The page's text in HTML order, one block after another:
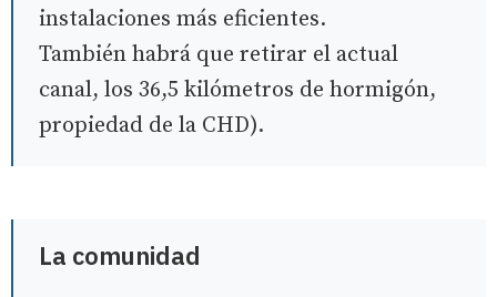
instalaciones más eficientes.
También habrá que retirar el actual
canal, los 36,5 kilómetros de hormigón,
propiedad de la CHD).
La comunidad